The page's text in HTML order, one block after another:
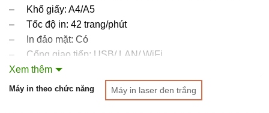
– Khổ giấy: A4/A5
– Tốc độ in: 42 trang/phút
– In đảo mặt: Có
– Cổng giao tiếp: USB/ LAN/ WiFi
– Dùng mực: Canon 070 (3.000 trang)
– Bảo hành: 12 tháng chính hãng
Xem thêm
Máy in theo chức năng Máy in laser đen trắng